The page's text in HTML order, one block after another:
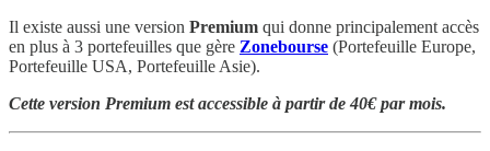
Il existe aussi une version Premium qui donne principalement accès
en plus à 3 portefeuilles que gère Zonebourse (Portefeuille Europe,
Portefeuille USA, Portefeuille Asie).
Cette version Premium est accessible à partir de 40€ par mois.